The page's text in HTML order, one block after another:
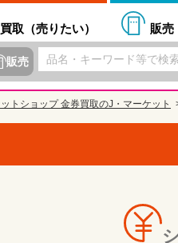
買取（売りたい） 販売
販売
トショップ 金券買取のJ・マーケット